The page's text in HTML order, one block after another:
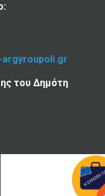
του Δημότη